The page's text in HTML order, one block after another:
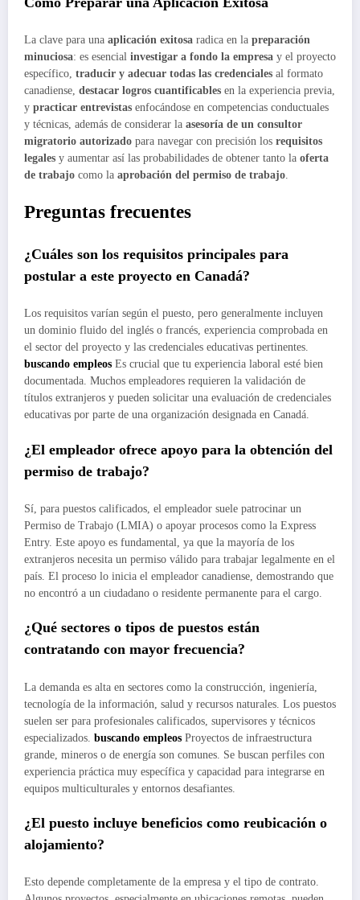
La clave para una aplicación exitosa radica en la preparación
minuciosa: es esencial investigar a fondo la empresa y el proyecto
específico, traducir y adecuar todas las credenciales al formato
canadiense, destacar logros cuantificables en la experiencia previa,
y practicar entrevistas enfocándose en competencias conductuales
y técnicas, además de considerar la asesoría de un consultor
migratorio autorizado para navegar con precisión los requisitos
legales y aumentar así las probabilidades de obtener tanto la oferta
de trabajo como la aprobación del permiso de trabajo.
Preguntas frecuentes
¿Cuáles son los requisitos principales para
postular a este proyecto en Canadá?
Los requisitos varían según el puesto, pero generalmente incluyen
un dominio fluido del inglés o francés, experiencia comprobada en
el sector del proyecto y las credenciales educativas pertinentes.
buscando empleos Es crucial que tu experiencia laboral esté bien
documentada. Muchos empleadores requieren la validación de
títulos extranjeros y pueden solicitar una evaluación de credenciales
educativas por parte de una organización designada en Canadá.
¿El empleador ofrece apoyo para la obtención del
permiso de trabajo?
Sí, para puestos calificados, el empleador suele patrocinar un
Permiso de Trabajo (LMIA) o apoyar procesos como la Express
Entry. Este apoyo es fundamental, ya que la mayoría de los
extranjeros necesita un permiso válido para trabajar legalmente en el
país. El proceso lo inicia el empleador canadiense, demostrando que
no encontró a un ciudadano o residente permanente para el cargo.
¿Qué sectores o tipos de puestos están
contratando con mayor frecuencia?
La demanda es alta en sectores como la construcción, ingeniería,
tecnología de la información, salud y recursos naturales. Los puestos
suelen ser para profesionales calificados, supervisores y técnicos
especializados. buscando empleos Proyectos de infraestructura
grande, mineros o de energía son comunes. Se buscan perfiles con
experiencia práctica muy específica y capacidad para integrarse en
equipos multiculturales y entornos desafiantes.
¿El puesto incluye beneficios como reubicación o
alojamiento?
Esto depende completamente de la empresa y el tipo de contrato.